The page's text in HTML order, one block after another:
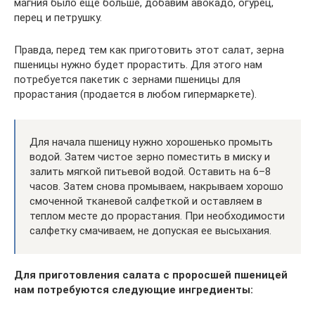
магния было еще больше, добавим авокадо, огурец,
перец и петрушку.
Правда, перед тем как приготовить этот салат, зерна
пшеницы нужно будет прорастить. Для этого нам
потребуется пакетик с зернами пшеницы для
прорастания (продается в любом гипермаркете).
Для начала пшеницу нужно хорошенько промыть
водой. Затем чистое зерно поместить в миску и
залить мягкой питьевой водой. Оставить на 6–8
часов. Затем снова промываем, накрываем хорошо
смоченной тканевой салфеткой и оставляем в
теплом месте до прорастания. При необходимости
салфетку смачиваем, не допуская ее высыхания.
Для приготовления салата с проросшей пшеницей
нам потребуются следующие ингредиенты: